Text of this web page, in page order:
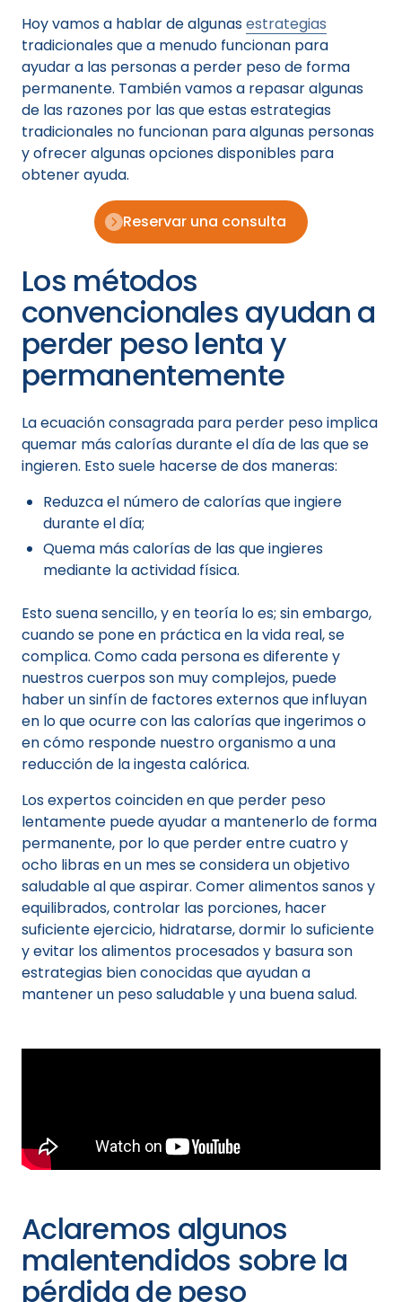
Hoy vamos a hablar de algunasestrategias
tradicionales que a menudo funcionan para
ayudar a las personas a perder peso de forma
permanente. También vamos a repasar algunas
de las razones por las que estas estrategias
tradicionales no funcionan para algunas personas
y ofrecer algunas opciones disponibles para
obtener ayuda.
Reservar una consulta
Los métodos
convencionales ayudan a
perder peso lenta y
permanentemente
La ecuación consagrada para perder peso implica
quemar más calorías durante el día de las que se
ingieren. Esto suele hacerse de dos maneras:
Reduzca el número de calorías que ingiere
durante el día;
Quema más calorías de las que ingieres
mediante la actividad física.
Esto suena sencillo, y en teoría lo es; sin embargo,
cuando se pone en práctica en la vida real, se
complica. Como cada persona es diferente y
nuestros cuerpos son muy complejos, puede
haber un sinfín de factores externos que influyan
en lo que ocurre con las calorías que ingerimos o
en cómo responde nuestro organismo a una
reducción de la ingesta calórica.
Los expertos coinciden en que perder peso
lentamente puede ayudar a mantenerlo de forma
permanente, por lo que perder entre cuatro y
ocho libras en un mes se considera un objetivo
saludable al que aspirar. Comer alimentos sanos y
equilibrados, controlar las porciones, hacer
suficiente ejercicio, hidratarse, dormir lo suficiente
y evitar los alimentos procesados y basura son
estrategias bien conocidas que ayudan a
mantener un peso saludable y una buena salud.
Aclaremos algunos
malentendidos sobre la
pérdida de peso